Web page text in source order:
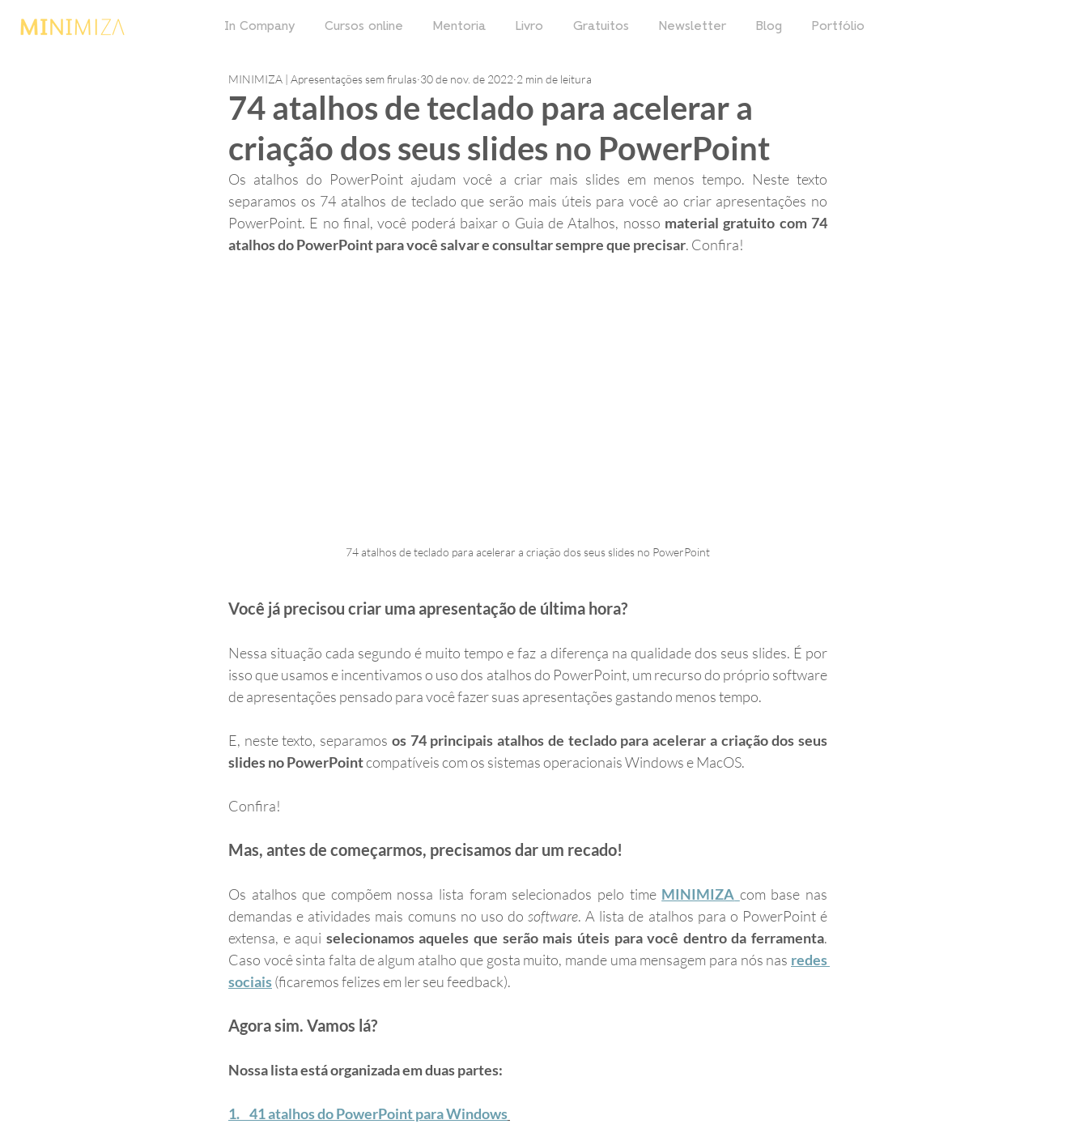
In Company Cursos online Mentoria Livro Gratuitos Newsletter Blog Portfólio
74 atalhos de teclado para acelerar a
criação dos seus slides no PowerPoint
MINIMIZA | Apresentações sem firulas 30 de nov. de 2022 2 min de leitura
Os atalhos do PowerPoint ajudam você a criar mais slides em menos tempo. Neste texto
separamos os 74 atalhos de teclado que serão mais úteis para você ao criar apresentações no
PowerPoint. E no final, você poderá baixar o Guia de Atalhos, nosso material gratuito com 74
atalhos do PowerPoint para você salvar e consultar sempre que precisar. Confira!
74 atalhos de teclado para acelerar a criação dos seus slides no PowerPoint
Você já precisou criar uma apresentação de última hora?
Nessa situação cada segundo é muito tempo e faz a diferença na qualidade dos seus slides. É por
isso que usamos e incentivamos o uso dos atalhos do PowerPoint, um recurso do próprio software
de apresentações pensado para você fazer suas apresentações gastando menos tempo.
E, neste texto, separamos os 74 principais atalhos de teclado para acelerar a criação dos seus
slides no PowerPoint compatíveis com os sistemas operacionais Windows e MacOS.
Confira!
Mas, antes de começarmos, precisamos dar um recado!
Os atalhos que compõem nossa lista foram selecionados pelo time MINIMIZA com base nas
demandas e atividades mais comuns no uso do software. A lista de atalhos para o PowerPoint é
extensa, e aqui selecionamos aqueles que serão mais úteis para você dentro da ferramenta.
Caso você sinta falta de algum atalho que gosta muito, mande uma mensagem para nós nas redes
sociais (ficaremos felizes em ler seu feedback).
Agora sim. Vamos lá?
Nossa lista está organizada em duas partes:
1.    41 atalhos do PowerPoint para Windows